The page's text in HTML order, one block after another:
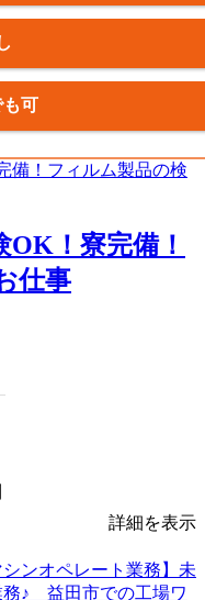
も可
OK！寮完備！
仕事
詳細を表示